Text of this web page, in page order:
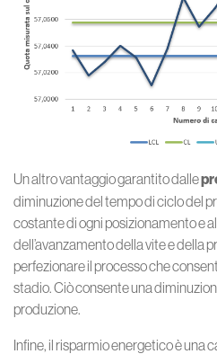
Un altro vantaggio garantito dalle
diminuzione del tempo di ciclo del
costante di ogni posizionamento e
dell’avanzamento della vite e della
perfezionare il processo che
stadio. Ciò consente una
produzione.
Infine, il risparmio energetico è una